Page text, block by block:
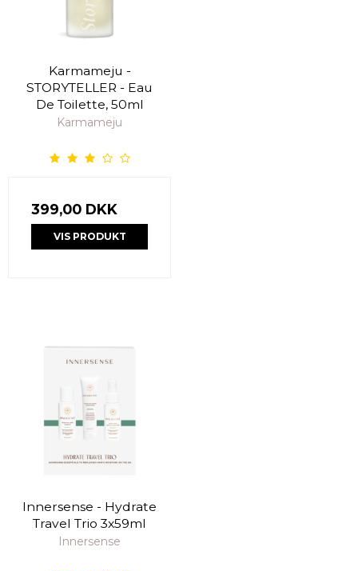
Karmameju -
STORYTELLER - Eau
De Toilette, 50ml
Karmameju
399,00 DKK
VIS PRODUKT
Innersense - Hydrate
Travel Trio 3x59ml
Innersense